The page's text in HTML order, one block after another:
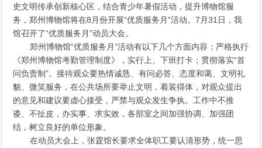
史文明传承创新核心区，结合青少年暑假活动，提升博物馆服
务，郑州博物馆将在8月份开展“优质服务月”活动。7月31日，我
馆召开了“优质服务月”动员大会。
郑州博物馆“优质服务月”活动有以下几个方面内容：严格执行
《郑州博物馆考勤管理制度》，实行上、下班打卡；贯彻落实“首
问负责制”。接待观众要热情诚恳、有问必答、态度和蔼、文明礼
貌、微笑服务，在公共场所要举止文明，着装得体，对观众提出
的意见和建议要虚心接受，严禁与观众发生争执。工作中不推
诿、不扯皮，办实事、求实效，各部室之间加强协调、加强团
结，树立良好的单位形象。
在动员大会上，张霆馆长要求全体职工要认清形势，统一思